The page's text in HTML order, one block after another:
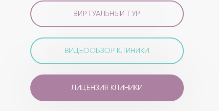
ВИРТУАЛЬНЫЙ ТУР
ВИДЕООБЗОР КЛИНИКИ
ЛИЦЕНЗИЯ КЛИНИКИ